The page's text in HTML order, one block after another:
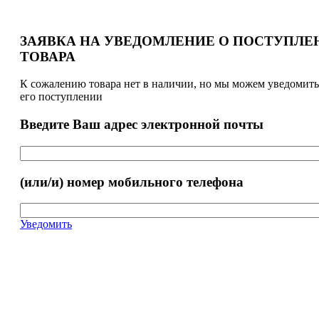
ЗАЯВКА НА УВЕДОМЛЕНИЕ О
ТОВАРА
К сожалению товара нет в наличии, но мы можем
его поступлении
Введите Ваш адрес электронной почты
(или/и) номер мобильного телефона
Уведомить